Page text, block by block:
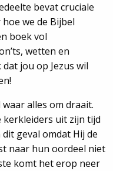
bevat cruciale
we de Bijbel
boek vol
wetten en
jou op Jezus wil
alles om draait.
kerkleiders uit zijn tijd
geval omdat Hij de
naar hun oordeel niet
komt het erop neer